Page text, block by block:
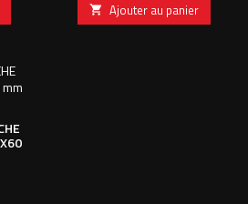
 Ajouter au panier